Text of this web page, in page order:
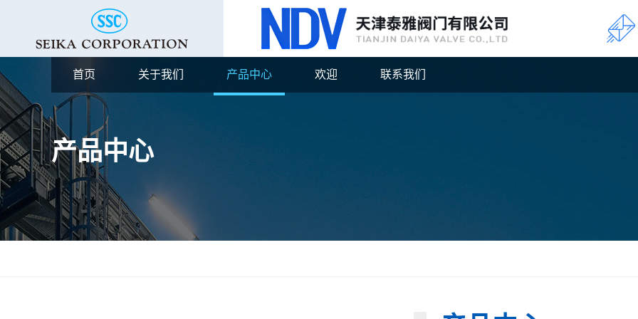
首页 关于我们 产品中心 欢迎 联系我们
产品中心